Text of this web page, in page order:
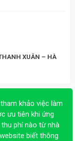
XUÂN – HÀ
khảo việc làm
ưu tiên khi ứng
phí nào từ nhà
biết thông